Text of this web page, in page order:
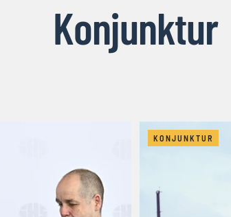
Konjunktur
KONJUNKTUR